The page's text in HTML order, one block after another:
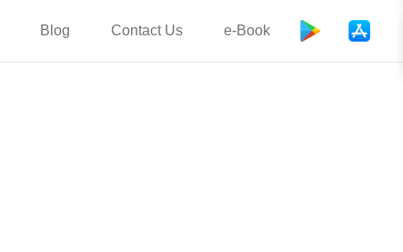
Blog Contact Us e-Book